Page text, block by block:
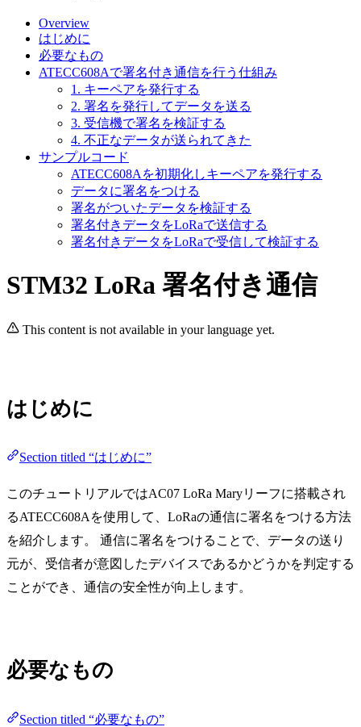
Overview
はじめに
必要なもの
ATECC608Aで署名付き通信を行う仕組み
1. キーペアを発行する
2. 署名を発行してデータを送る
3. 受信機で署名を検証する
4. 不正なデータが送られてきた
サンプルコード
ATECC608Aを初期化しキーペアを発行する
データに署名をつける
署名がついたデータを検証する
署名付きデータをLoRaで送信する
署名付きデータをLoRaで受信して検証する
STM32 LoRa 署名付き通信
This content is not available in your language yet.
はじめに
Section titled “はじめに”
このチュートリアルではAC07 LoRa Maryリーフに搭載され
るATECC608Aを使用して、LoRaの通信に署名をつける方法
を紹介します。 通信に署名をつけることで、データの送り
元が、受信者が意図したデバイスであるかどうかを判定する
ことができ、通信の安全性が向上します。
必要なもの
Section titled “必要なもの”